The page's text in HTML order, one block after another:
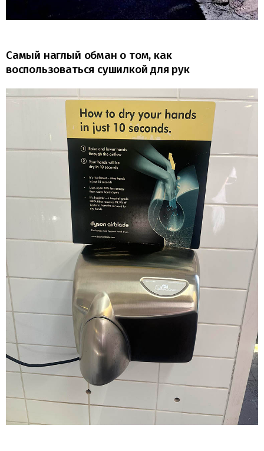
Самый наглый обман о том, как
воспользоваться сушилкой для рук